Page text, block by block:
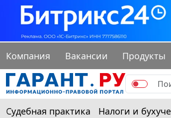
Компания Вакансии Продукты
Судебная практика Налоги и